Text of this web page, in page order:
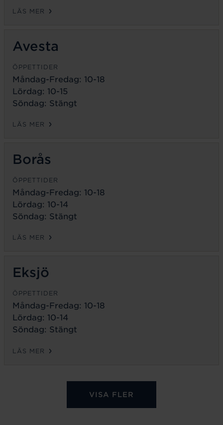
LÄS MER
Avesta
ÖPPETTIDER
Måndag-Fredag: 10-18
Lördag: 10-15
Söndag: Stängt
LÄS MER
Borås
ÖPPETTIDER
Måndag-Fredag: 10-18
Lördag: 10-14
Söndag: Stängt
LÄS MER
Eksjö
ÖPPETTIDER
Måndag-Fredag: 10-18
Lördag: 10-14
Söndag: Stängt
LÄS MER
VISA FLER